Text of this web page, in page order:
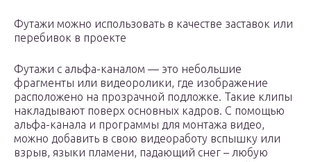
Футажи можно использовать в качестве заставок или
перебивок в проекте
Футажи с альфа-каналом — это небольшие
фрагменты или видеоролики, где изображение
расположено на прозрачной подложке. Такие клипы
накладывают поверх основных кадров. С помощью
альфа-канала и программы для монтажа видео,
можно добавить в свою видеоработу вспышку или
взрыв, языки пламени, падающий снег – любую